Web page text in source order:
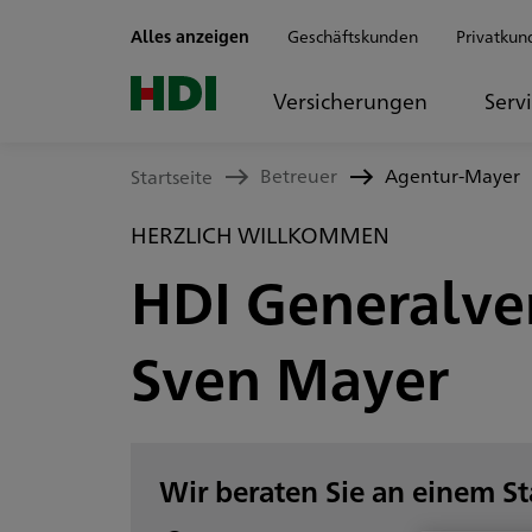
Alles anzeigen Geschäftskunden
Versicherungen
Startseite Betreuer Agentur-Mayer
HERZLICH WILLKOMMEN
HDI
Sven Mayer
Wir beraten Sie an einem